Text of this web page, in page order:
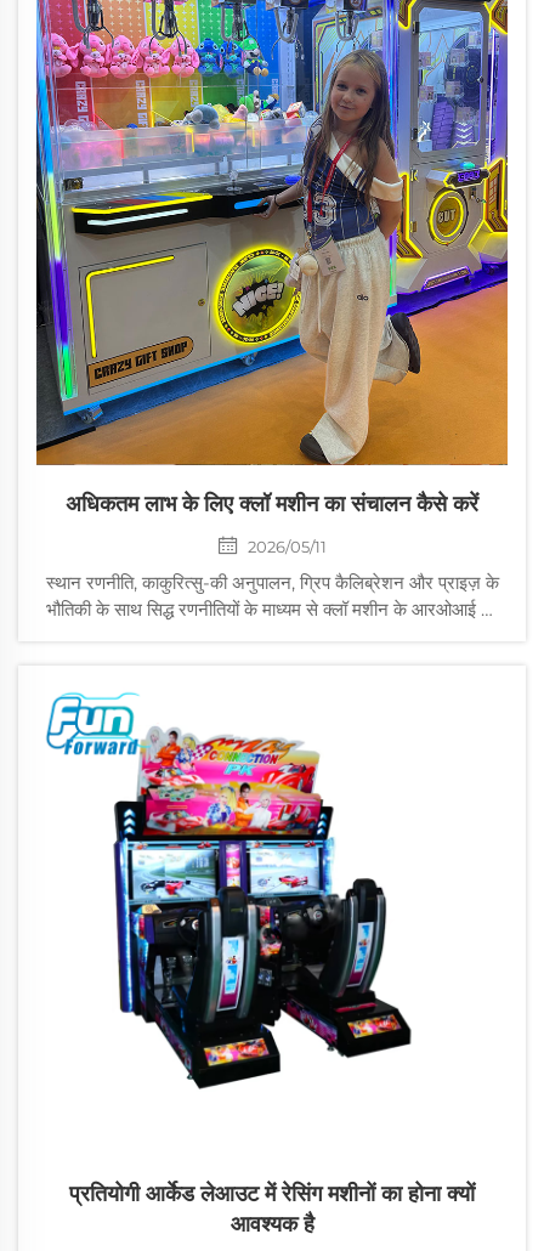
अधिकतम लाभ के लिए क्लॉ मशीन का संचालन कैसे करें
2026/05/11
स्थान रणनीति, काकुरित्सु-की अनुपालन, ग्रिप कैलिब्रेशन और प्राइज़ के
भौतिकी के साथ सिद्ध रणनीतियों के माध्यम से क्लॉ मशीन के आरओआई को
प्रतियोगी आर्केड लेआउट में रेसिंग मशीनों का होना क्यों
आवश्यक है